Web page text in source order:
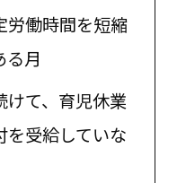
働時間を短縮
る月
て、育児休業
を受給していな